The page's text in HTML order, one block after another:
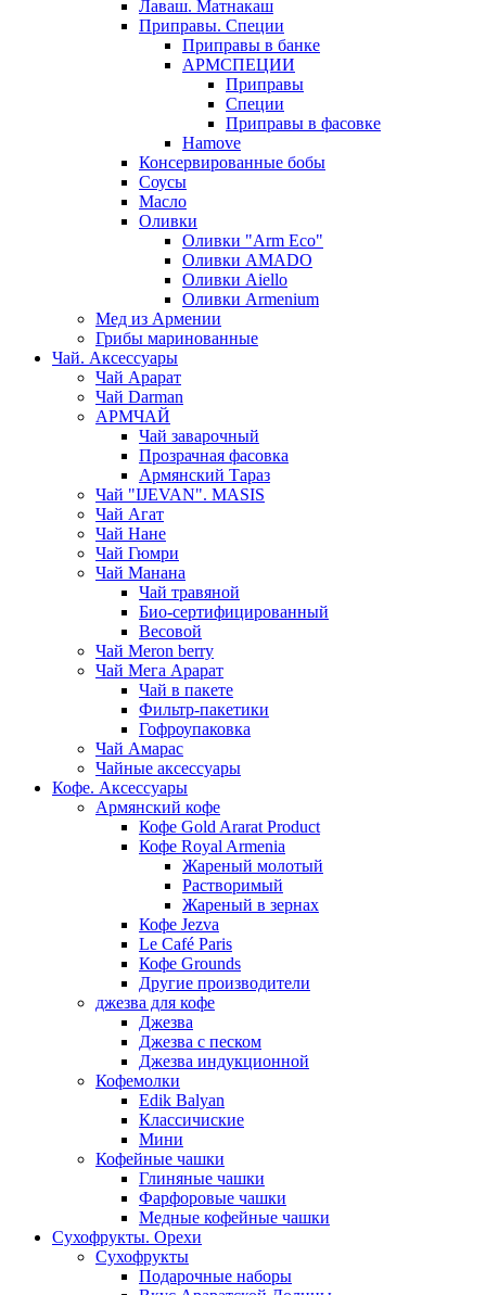
Лаваш. Матнакаш
Приправы. Специи
Приправы в банке
АРМСПЕЦИИ
Приправы
Специи
Приправы в фасовке
Hamove
Консервированные бобы
Соусы
Масло
Оливки
Оливки "Arm Eco"
Оливки AMADO
Оливки Aiello
Оливки Armenium
Мед из Армении
Грибы маринованные
Чай. Аксессуары
Чай Арарат
Чай Darman
АРМЧАЙ
Чай заварочный
Прозрачная фасовка
Армянский Тараз
Чай "IJEVAN". MASIS
Чай Агат
Чай Нане
Чай Гюмри
Чай Манана
Чай травяной
Био-сертифицированный
Весовой
Чай Meron berry
Чай Мега Арарат
Чай в пакете
Фильтр-пакетики
Гофроупаковка
Чай Амарас
Чайные аксессуары
Кофе. Аксессуары
Армянский кофе
Кофе Gold Ararat Product
Кофе Royal Armenia
Жареный молотый
Растворимый
Жареный в зернах
Кофе Jezva
Le Café Paris
Кофе Grounds
Другие производители
джезва для кофе
Джезва
Джезва с песком
Джезва индукционной
Кофемолки
Edik Balyan
Классичиские
Мини
Кофейные чашки
Глиняные чашки
Фарфоровые чашки
Медные кофейные чашки
Сухофрукты. Орехи
Сухофрукты
Подарочные наборы